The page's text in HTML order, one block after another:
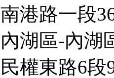
南港路一段
內湖區-內湖
民權東路6段